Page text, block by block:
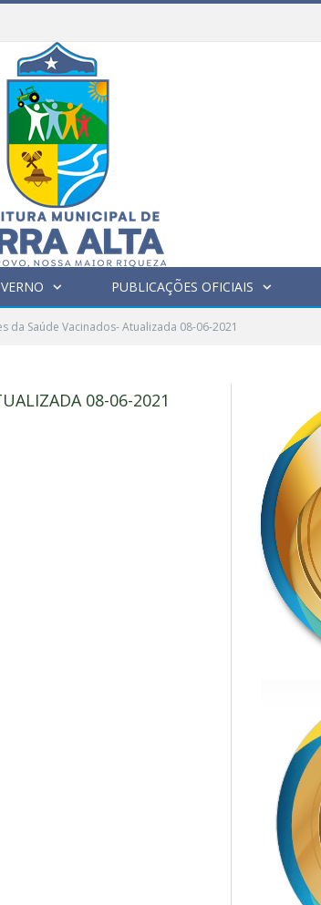
PUBLICAÇÕES OFICIAIS
da Saúde Vacinados- Atualizada 08-06-2021
08-06-2021